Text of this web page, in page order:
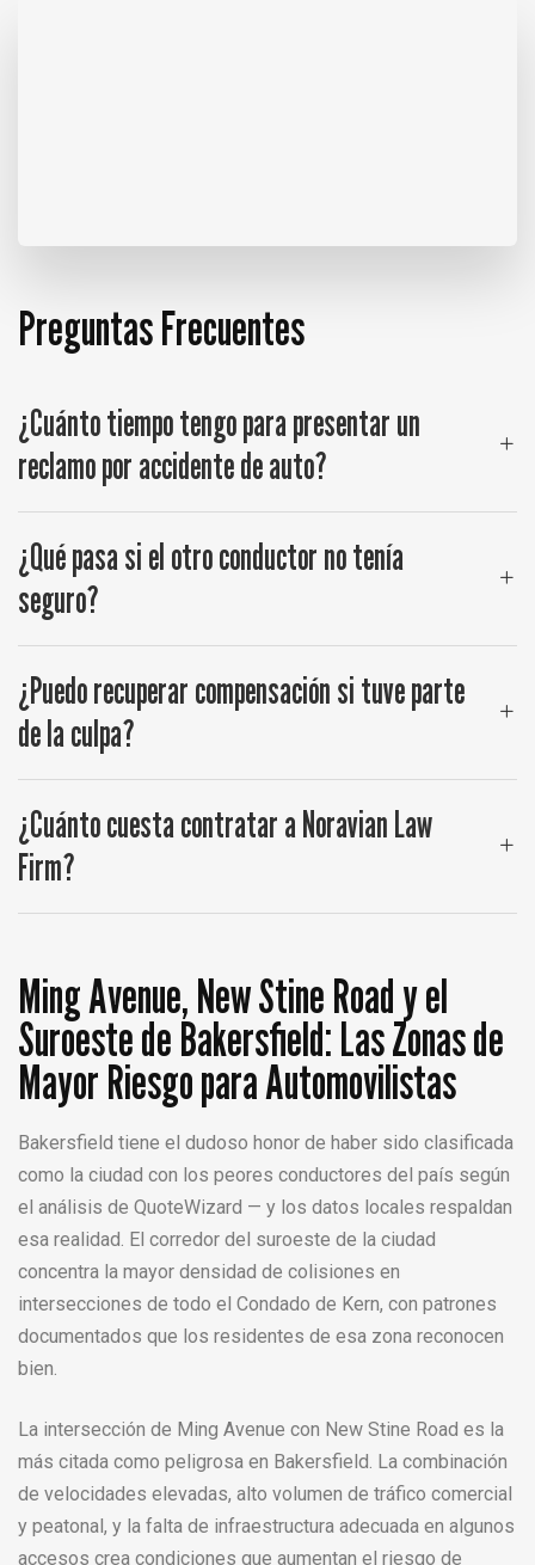
Preguntas Frecuentes
¿Cuánto tiempo tengo para presentar un
reclamo por accidente de auto?
¿Qué pasa si el otro conductor no tenía
seguro?
¿Puedo recuperar compensación si tuve parte
de la culpa?
¿Cuánto cuesta contratar a Noravian Law
Firm?
Ming Avenue, New Stine Road y el
Suroeste de Bakersfield: Las Zonas de
Mayor Riesgo para Automovilistas
Bakersfield tiene el dudoso honor de haber sido clasificada
como la ciudad con los peores conductores del país según
el análisis de QuoteWizard — y los datos locales respaldan
esa realidad. El corredor del suroeste de la ciudad
concentra la mayor densidad de colisiones en
intersecciones de todo el Condado de Kern, con patrones
documentados que los residentes de esa zona reconocen
bien.
La intersección de Ming Avenue con New Stine Road es la
más citada como peligrosa en Bakersfield. La combinación
de velocidades elevadas, alto volumen de tráfico comercial
y peatonal, y la falta de infraestructura adecuada en algunos
accesos crea condiciones que aumentan el riesgo de